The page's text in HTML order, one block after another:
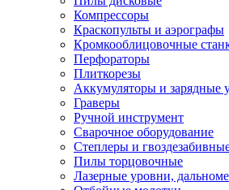
Компрессоры
Краскопульты и аэрографы
Кромкооблицовочные
Перфораторы
Плиткорезы
Аккумуляторы и зарядные
Граверы
Ручной инструмент
Сварочное оборудование
Степлеры и
Пилы торцовочные
Лазерные уровни,